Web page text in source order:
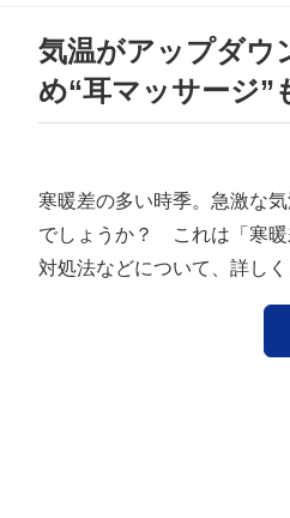
気温がアップダ
め“耳マッサージ”
寒暖差の多い時季。急激な
でしょうか？ これは「寒暖
対処法などについて、詳しく